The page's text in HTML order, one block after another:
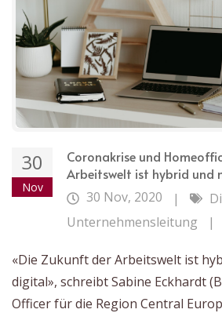
30
Nov
Coronakrise und
Arbeitswelt ist hybrid und
30 Nov, 2020
|
Unternehmensleitung
|
«Die Zukunft der Arbeitswelt ist
digital», schreibt Sabine Eckhardt
Officer für die Region Central